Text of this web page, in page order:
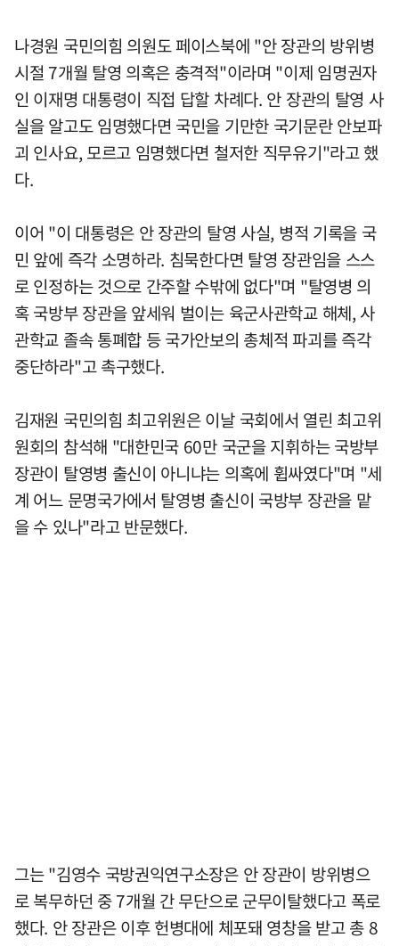
나경원 국민의힘 의원도 페이스북에 "안 장관의 방위병
시절 7개월 탈영 의혹은 충격적"이라며 "이제 임명권자
인 이재명 대통령이 직접 답할 차례다. 안 장관의 탈영 사
실을 알고도 임명했다면 국민을 기만한 국기문란 안보파
괴 인사요, 모르고 임명했다면 철저한 직무유기"라고 했
다.
이어 "이 대통령은 안 장관의 탈영 사실, 병적 기록을 국
민 앞에 즉각 소명하라. 침묵한다면 탈영 장관임을 스스
로 인정하는 것으로 간주할 수밖에 없다"며 "탈영병 의
혹 국방부 장관을 앞세워 벌이는 육군사관학교 해체, 사
관학교 졸속 통폐합 등 국가안보의 총체적 파괴를 즉각
중단하라"고 촉구했다.
김재원 국민의힘 최고위원은 이날 국회에서 열린 최고위
원회의 참석해 "대한민국 60만 국군을 지휘하는 국방부
장관이 탈영병 출신이 아니냐는 의혹에 휩싸였다"며 "세
계 어느 문명국가에서 탈영병 출신이 국방부 장관을 맡
을 수 있나"라고 반문했다.
그는 "김영수 국방권익연구소장은 안 장관이 방위병으
로 복무하던 중 7개월 간 무단으로 군무이탈했다고 폭로
했다. 안 장관은 이후 헌병대에 체포돼 영창을 받고 총 8